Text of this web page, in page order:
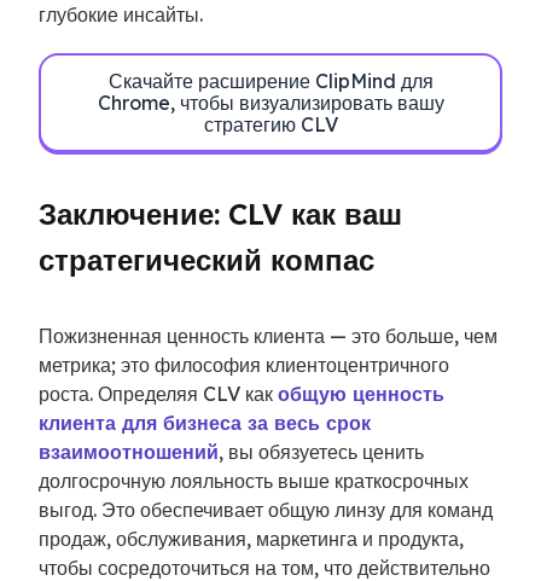
глубокие инсайты.
Скачайте расширение ClipMind для
Chrome, чтобы визуализировать вашу
стратегию CLV
Заключение: CLV как ваш
стратегический компас
Пожизненная ценность клиента — это больше, чем
метрика; это философия клиентоцентричного
роста. Определяя CLV как общую ценность
клиента для бизнеса за весь срок
взаимоотношений, вы обязуетесь ценить
долгосрочную лояльность выше краткосрочных
выгод. Это обеспечивает общую линзу для команд
продаж, обслуживания, маркетинга и продукта,
чтобы сосредоточиться на том, что действительно